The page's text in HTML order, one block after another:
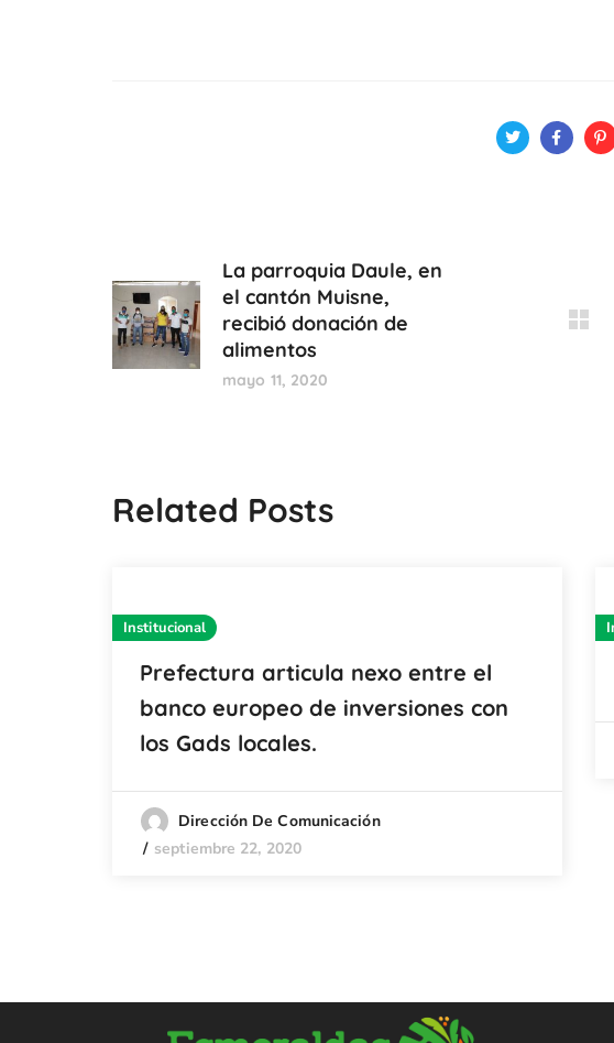
La parroquia Daule, en
el cantón Muisne,
recibió donación de
alimentos
mayo 11, 2020
Related Posts
Institucional
Prefectura articula nexo entre el
banco europeo de inversiones con
los Gads locales.
Dirección De Comunicación
septiembre 22, 2020